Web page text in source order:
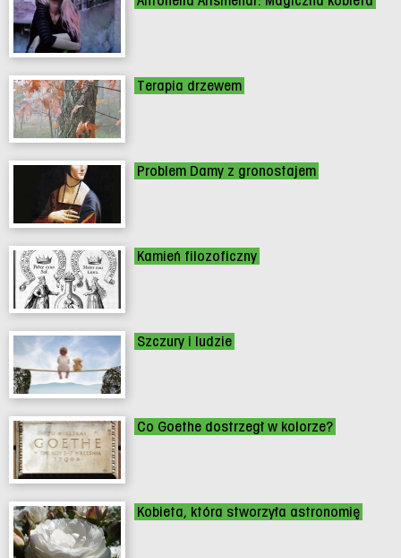
Terapia drzewem
Problem Damy z gronostajem
Kamień filozoficzny
Szczury i ludzie
Co Goethe dostrzegł w kolorze?
Kobieta, która stworzyła astronomię